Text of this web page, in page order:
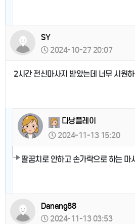
SY
2024-10-27 20:07
2시간 전신마사지 받았는데 너무 시원
다낭플레이
2024-11-13 15:20
팔꿈치로 안하고 손가락으로 하는 마
Danang88
2024-11-13 03:53